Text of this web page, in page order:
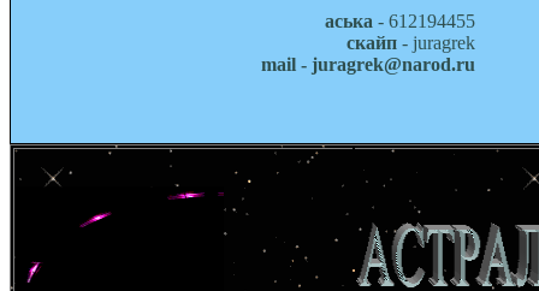
аська - 612194455
скайп - juragrek
mail - juragrek@narod.ru